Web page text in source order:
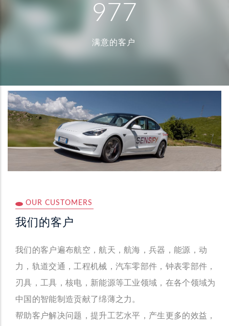
977
满意的客户
OUR CUSTOMERS
我们的客户
我们的客户遍布航空，航天，航海，兵器，能源，动
力，轨道交通，工程机械，汽车零部件，钟表零部件，
刃具，工具，核电，新能源等工业领域，在各个领域为
中国的智能制造贡献了绵薄之力。
帮助客户解决问题，提升工艺水平，产生更多的效益，